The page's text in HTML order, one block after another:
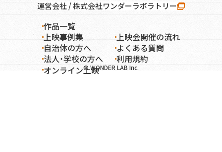
運営会社 / 株式会社ワンダーラボラトリー
作品一覧
上映事例集
自治体の方へ
法人・学校の方へ
上映会開催の流れ
よくある質問
利用規約
© WONDER LAB Inc.